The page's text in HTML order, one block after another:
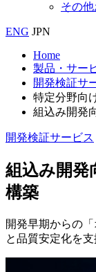
その
ENG JPN
Home
製品・サー
開発検証サ
特定分野向
組込み開発
開発検証サービス
組込み開発
構築
開発早期からの
と品質安定化を支